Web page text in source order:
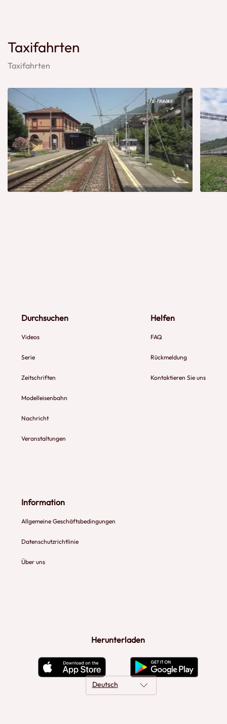
Taxifahrten
Taxifahrten
Durchsuchen
Videos
Serie
Zeitschriften
Modelleisenbahn
Nachricht
Veranstaltungen
Helfen
FAQ
Rückmeldung
Kontaktieren Sie uns
Information
Allgemeine Geschäftsbedingungen
Datenschutzrichtlinie
Über uns
Herunterladen
Deutsch